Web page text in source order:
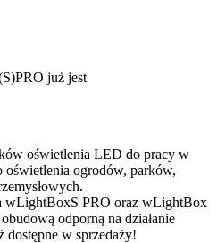
już jest
oświetlenia LED do pracy w
ogrodów, parków,
wLightBoxS PRO oraz wLightBox
odporną na działanie
w sprzedaży!